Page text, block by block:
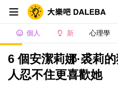
個人 新 心理學
6 個安潔莉娜·裘莉
人忍不住更喜歡她